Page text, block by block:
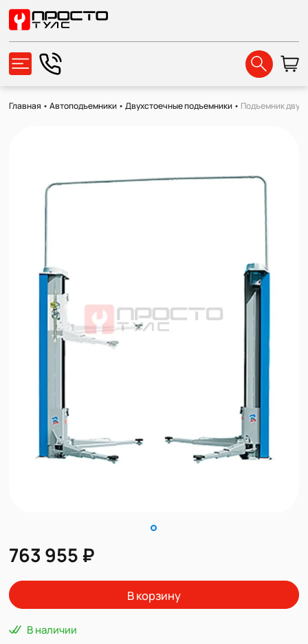
Главная •Автоподъемники •Двухстоечные подъемники • Подъемник
763 955 ₽
В корзину
В наличии